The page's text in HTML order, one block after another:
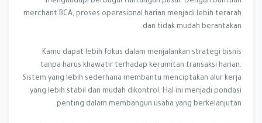
merchant BCA, proses operasional harian menjadi lebih terarah
dan tidak mudah berantakan.
Kamu dapat lebih fokus dalam menjalankan strategi bisnis
tanpa harus khawatir terhadap kerumitan transaksi harian.
Sistem yang lebih sederhana membantu menciptakan alur kerja
yang lebih stabil dan mudah dikontrol. Hal ini menjadi pondasi
penting dalam membangun usaha yang berkelanjutan.